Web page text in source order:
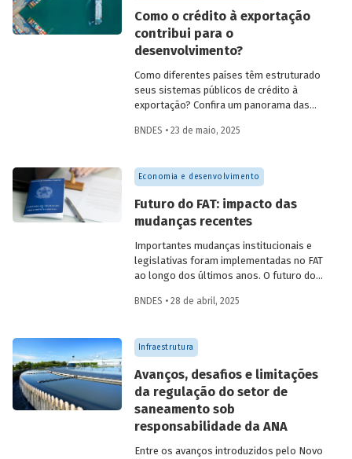
método para calcular prêmio de risco em
projetos de infraestrutura e o controle
societário de companhias abertas por
fundos de investimento no Brasil.
Como o crédito à exportação
contribui para o
desenvolvimento?
Como diferentes países têm estruturado
seus sistemas públicos de crédito à
exportação? Confira um panorama das
entenda como esses sistemas
econômico, a inovação e a inserção
competitiva no mercado global.
BNDES • 23 de maio, 2025
Economia e desenvolvimento
Futuro do FAT: impacto das
mudanças recentes
Importantes mudanças institucionais e
legislativas foram implementadas no FAT
ao longo dos últimos anos. O futuro do
– depende do que será feito a partir delas.
do BNDES 60.
BNDES • 28 de abril, 2025
Infraestrutura
Avanços, desafios e limitações
da regulação do setor de
saneamento sob
responsabilidade da ANA
Entre os avanços introduzidos pelo Novo